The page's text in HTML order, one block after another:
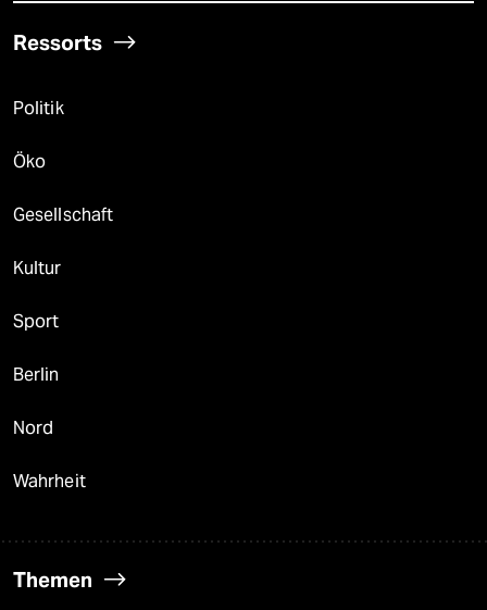
Ressorts
Politik
Öko
Gesellschaft
Kultur
Sport
Berlin
Nord
Wahrheit
Themen